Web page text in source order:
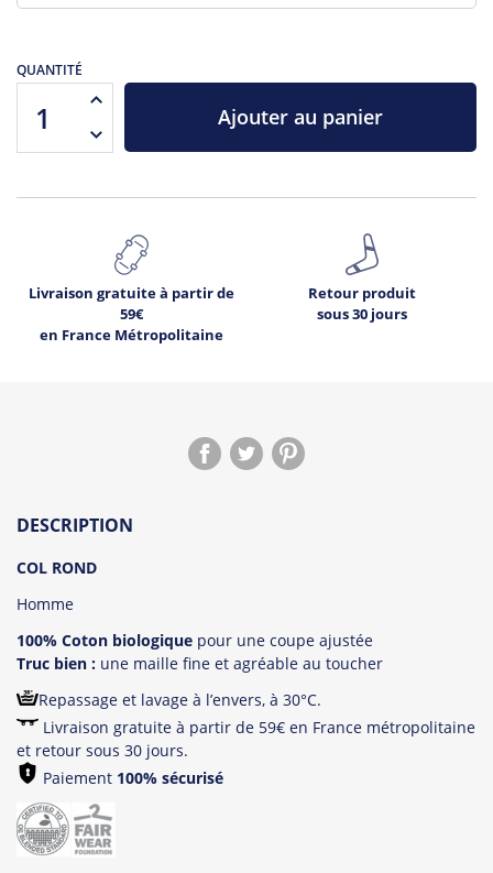
QUANTITÉ
Ajouter au panier
Livraison gratuite à partir de
59€
en France Métropolitaine
Retour produit
sous 30 jours
DESCRIPTION
COL ROND
Homme
100% Coton biologique pour une coupe ajustée
Truc bien : une maille fine et agréable au toucher
Repassage et lavage à l’envers, à 30°C.
Livraison gratuite à partir de 59€ en France métropolitaine
et retour sous 30 jours.
Paiement 100% sécurisé